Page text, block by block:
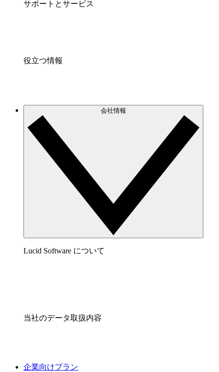
サポートとサービス
役立つ情報
会社情報
Lucid Software について
当社のデータ取扱内容
企業向けプラン